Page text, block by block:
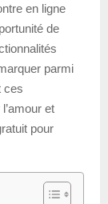
en ligne
de
parmi
ces
et
pour